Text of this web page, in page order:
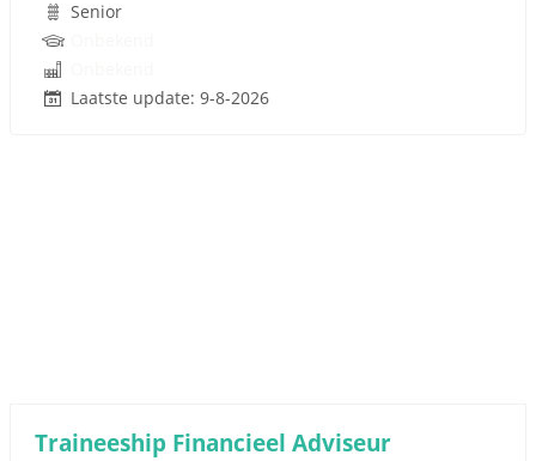
Senior
Laatste update: 9-8-2026
Traineeship Financieel Adviseur